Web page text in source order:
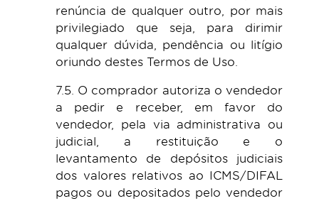
renúncia de qualquer outro, por mais
privilegiado que seja, para dirimir
qualquer dúvida, pendência ou litígio
oriundo destes Termos de Uso.
7.5. O comprador autoriza o vendedor
a pedir e receber, em favor do
vendedor, pela via administrativa ou
judicial, a restituição e o
levantamento de depósitos judiciais
dos valores relativos ao ICMS/DIFAL
pagos ou depositados pelo vendedor